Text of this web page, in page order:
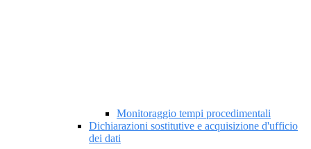
Monitoraggio tempi procedimentali
Dichiarazioni sostitutive e acquisizione d'ufficio
dei dati